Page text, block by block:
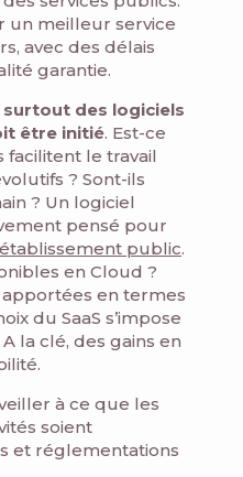
un meilleur service
avec des délais
garantie.
surtout des logiciels
être initié. Est-ce
facilitent le travail
? Sont-ils
? Un logiciel
pensé pour
établissement public.
en Cloud ?
en termes
du SaaS s’impose
la clé, des gains en
à ce que les
soient
et réglementations